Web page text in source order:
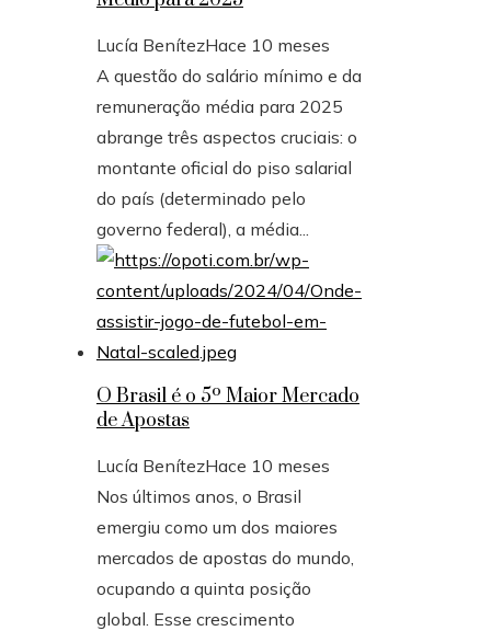
Lucía BenítezHace 10 meses
A questão do salário mínimo e da
remuneração média para 2025
abrange três aspectos cruciais: o
montante oficial do piso salarial
do país (determinado pelo
governo federal), a média...
O Brasil é o 5º Maior Mercado
de Apostas
Lucía BenítezHace 10 meses
Nos últimos anos, o Brasil
emergiu como um dos maiores
mercados de apostas do mundo,
ocupando a quinta posição
global. Esse crescimento